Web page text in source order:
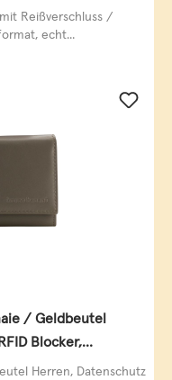
red
Reißverschluss /
echt...
/ Geldbeutel
Blocker,
Herren, Datenschutz